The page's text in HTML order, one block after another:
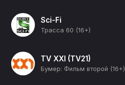
Sci-Fi
Трасса 60 (16+)
TV XXI (TV21)
Бумер: Фильм второй (16+)